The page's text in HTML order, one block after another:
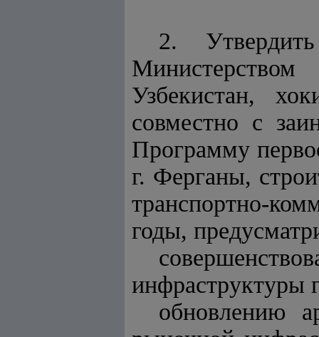
2.
Узбекистан,
совместно с
Программу
г. Ферганы,
транспортно-
годы,
инфраструктуры
обновлению